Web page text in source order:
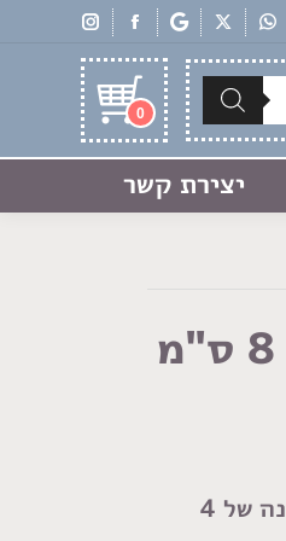
Products
search
0
יצירת קשר
סרט תחרה סולסטיס קשט פרח 8 ס"מ
לדוגמא: בהזמנה של 4